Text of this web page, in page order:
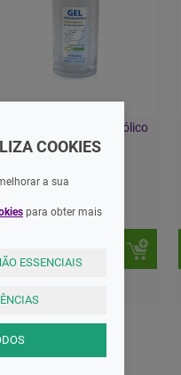
pharma Gel Hidroalcoólico
100ml
2,60 EUR
MARCAS
COOKIES
a sua
para obter mais
ESSENCIAIS